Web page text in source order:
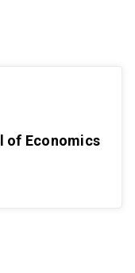
of Economics